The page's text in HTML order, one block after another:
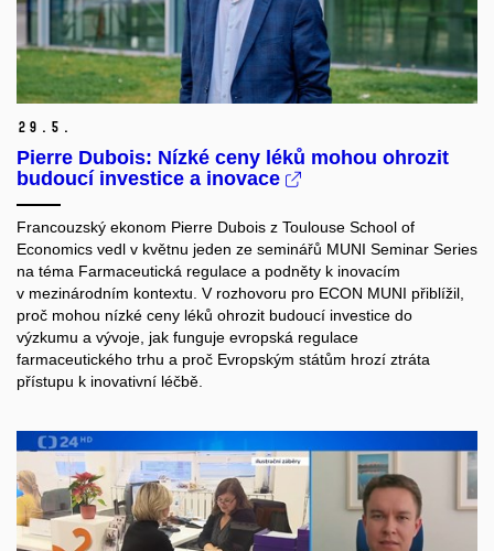
29. 5.
Pierre Dubois: Nízké ceny léků mohou ohrozit
budoucí investice a inovace
Francouzský ekonom Pierre Dubois z Toulouse School of
Economics vedl v květnu jeden ze seminářů MUNI Seminar Series
na téma Farmaceutická regulace a podněty k inovacím
v mezinárodním kontextu. V rozhovoru pro ECON MUNI přiblížil,
proč mohou nízké ceny léků ohrozit budoucí investice do
výzkumu a vývoje, jak funguje evropská regulace
farmaceutického trhu a proč Evropským státům hrozí ztráta
přístupu k inovativní léčbě.